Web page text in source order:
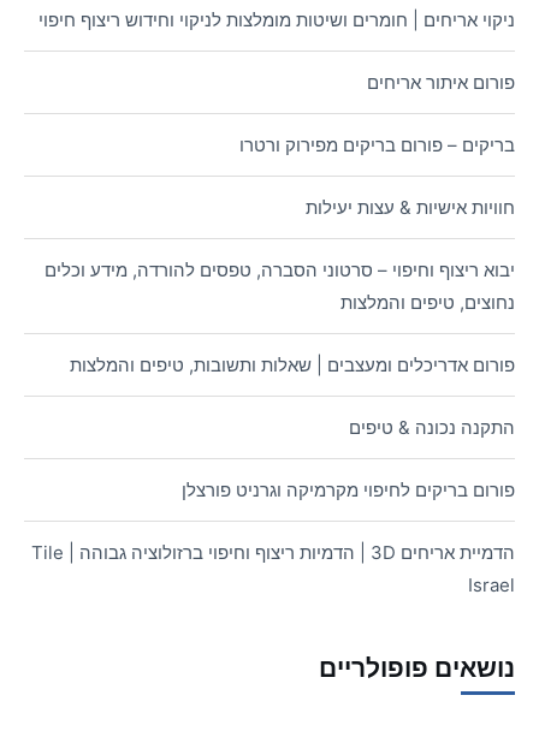
ניקוי אריחים | חומרים ושיטות מומלצות לניקוי וחידוש ריצוף חיפוי
פורום איתור אריחים
בריקים – פורום בריקים מפירוק ורטרו
חוויות אישיות & עצות יעילות
יבוא ריצוף וחיפוי – סרטוני הסברה, טפסים להורדה, מידע וכלים
נחוצים, טיפים והמלצות
פורום אדריכלים ומעצבים | שאלות ותשובות, טיפים והמלצות
התקנה נכונה & טיפים
פורום בריקים לחיפוי מקרמיקה וגרניט פורצלן
הדמיית אריחים 3D | הדמיות ריצוף וחיפוי ברזולוציה גבוהה | Tile
Israel
נושאים פופולריים